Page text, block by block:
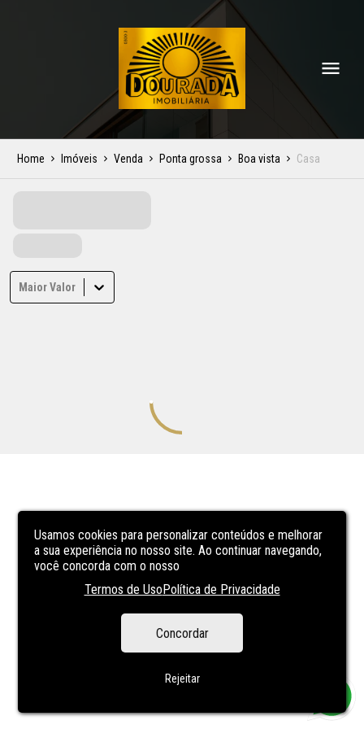
Usamos cookies para personalizar conteúdos e melhorar
a sua experiência no nosso site. Ao continuar navegando,
você concorda com o nosso
Termos de UsoPolítica de Privacidade
Concordar
Rejeitar
Home Imóveis Venda Ponta grossa Boa vista Casa
Maior Valor